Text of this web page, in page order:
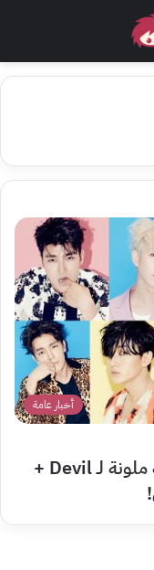
أخبار عامة
سوبر جونيور أصدروا صور تشويقية ملونة لـ Devil +